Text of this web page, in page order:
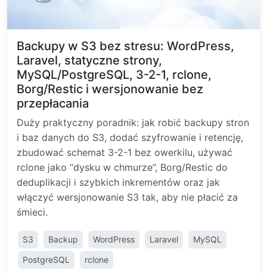
Backupy w S3 bez stresu: WordPress,
Laravel, statyczne strony,
MySQL/PostgreSQL, 3-2-1, rclone,
Borg/Restic i wersjonowanie bez
przepłacania
Duży praktyczny poradnik: jak robić backupy stron
i baz danych do S3, dodać szyfrowanie i retencję,
zbudować schemat 3-2-1 bez owerkilu, używać
rclone jako “dysku w chmurze”, Borg/Restic do
deduplikacji i szybkich inkrementów oraz jak
włączyć wersjonowanie S3 tak, aby nie płacić za
śmieci.
S3 Backup WordPress Laravel
MySQL
PostgreSQL
rclone